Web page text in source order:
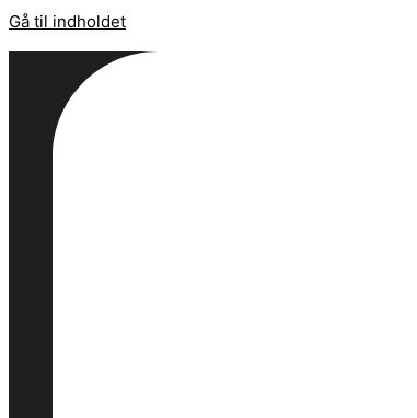
Gå til indholdet